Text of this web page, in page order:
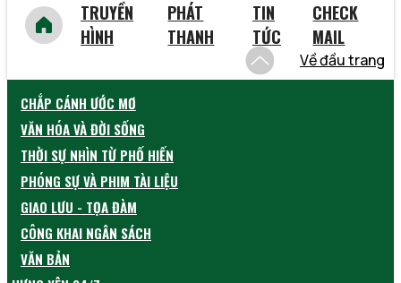
TRUYỀN
HÌNH
PHÁT
THANH
TIN
TỨC
CHECK
MAIL
Về đầu trang
CHẮP CÁNH ƯỚC MƠ
VĂN HÓA VÀ ĐỜI SỐNG
THỜI SỰ NHÌN TỪ PHỐ HIẾN
PHÓNG SỰ VÀ PHIM TÀI LIỆU
GIAO LƯU - TỌA ĐÀM
CÔNG KHAI NGÂN SÁCH
VĂN BẢN